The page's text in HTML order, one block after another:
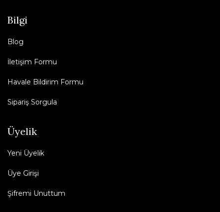
Bilgi
Blog
İletişim Formu
Havale Bildirim Formu
Sipariş Sorgula
Üyelik
Yeni Üyelik
Üye Girişi
Şifremi Unuttum